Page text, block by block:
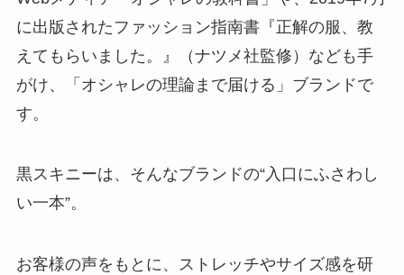
に出版されたファッション指南書『正解の服、教
えてもらいました。』（ナツメ社監修）なども手
がけ、「オシャレの理論まで届ける」ブランドで
す。
黒スキニーは、そんなブランドの“入口にふさわし
い一本”。
お客様の声をもとに、ストレッチやサイズ感を研